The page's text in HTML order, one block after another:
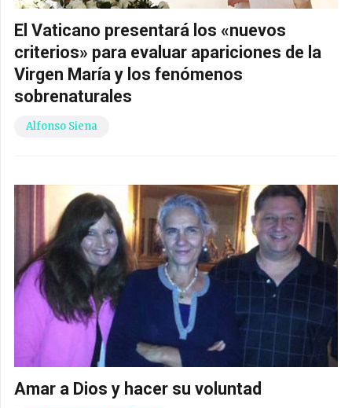
El Vaticano presentará los «nuevos
criterios» para evaluar apariciones de la
Virgen María y los fenómenos
sobrenaturales
Alfonso Siena
Amar a Dios y hacer su voluntad